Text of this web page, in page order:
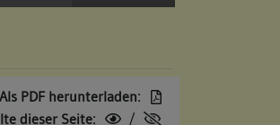
Als PDF herunterladen:
dieser Seite:
/